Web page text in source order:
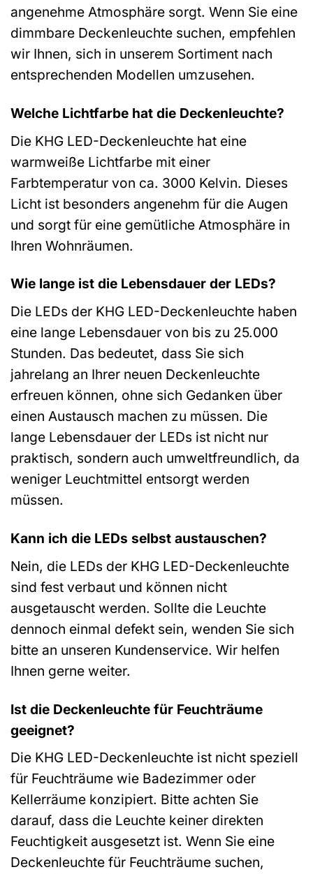
angenehme Atmosphäre sorgt. Wenn Sie eine
dimmbare Deckenleuchte suchen, empfehlen
wir Ihnen, sich in unserem Sortiment nach
entsprechenden Modellen umzusehen.
Welche Lichtfarbe hat die Deckenleuchte?
Die KHG LED-Deckenleuchte hat eine
warmweiße Lichtfarbe mit einer
Farbtemperatur von ca. 3000 Kelvin. Dieses
Licht ist besonders angenehm für die Augen
und sorgt für eine gemütliche Atmosphäre in
Ihren Wohnräumen.
Wie lange ist die Lebensdauer der LEDs?
Die LEDs der KHG LED-Deckenleuchte haben
eine lange Lebensdauer von bis zu 25.000
Stunden. Das bedeutet, dass Sie sich
jahrelang an Ihrer neuen Deckenleuchte
erfreuen können, ohne sich Gedanken über
einen Austausch machen zu müssen. Die
lange Lebensdauer der LEDs ist nicht nur
praktisch, sondern auch umweltfreundlich, da
weniger Leuchtmittel entsorgt werden
müssen.
Kann ich die LEDs selbst austauschen?
Nein, die LEDs der KHG LED-Deckenleuchte
sind fest verbaut und können nicht
ausgetauscht werden. Sollte die Leuchte
dennoch einmal defekt sein, wenden Sie sich
bitte an unseren Kundenservice. Wir helfen
Ihnen gerne weiter.
Ist die Deckenleuchte für Feuchträume
geeignet?
Die KHG LED-Deckenleuchte ist nicht speziell
für Feuchträume wie Badezimmer oder
Kellerräume konzipiert. Bitte achten Sie
darauf, dass die Leuchte keiner direkten
Feuchtigkeit ausgesetzt ist. Wenn Sie eine
Deckenleuchte für Feuchträume suchen,